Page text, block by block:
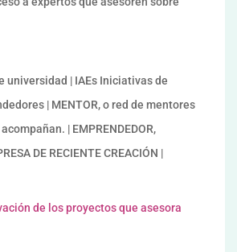
universidad | IAEs Iniciativas de
| MENTOR, o red de mentores
| EMPRENDEDOR,
DE RECIENTE CREACIÓN |
de los proyectos que asesora